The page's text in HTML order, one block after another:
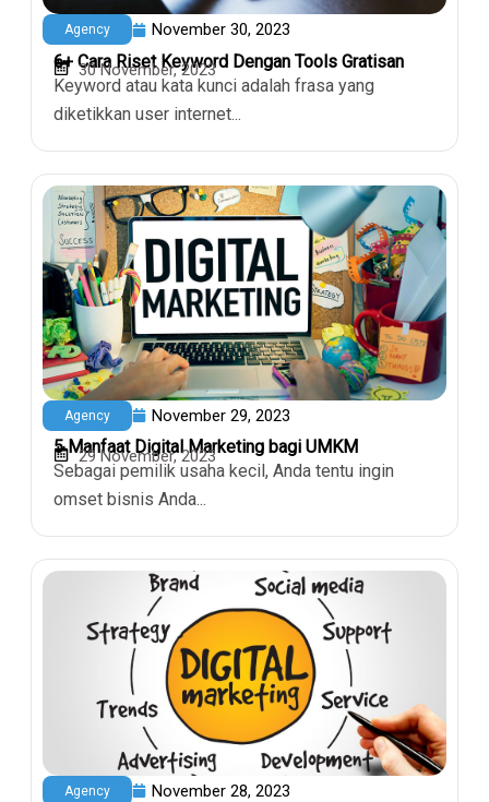
Agency November 30, 2023
6+ Cara Riset Keyword Dengan Tools Gratisan
30 November, 2023
Keyword atau kata kunci adalah frasa yang
diketikkan user internet...
Agency November 29, 2023
5 Manfaat Digital Marketing bagi UMKM
29 November, 2023
Sebagai pemilik usaha kecil, Anda tentu ingin
omset bisnis Anda...
Agency November 28, 2023